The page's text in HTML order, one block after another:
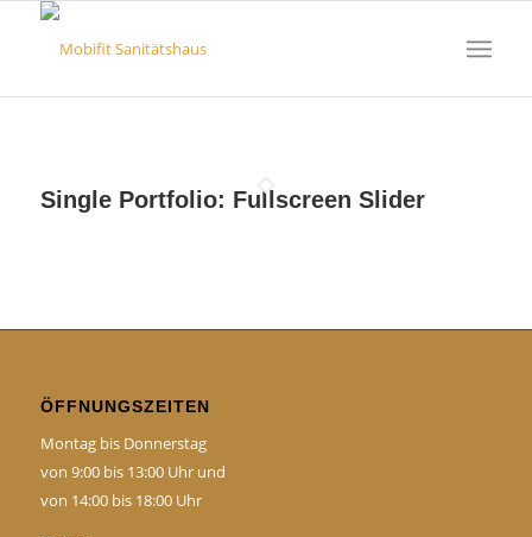
Single Portfolio: Fullscreen Slider
ÖFFNUNGSZEITEN
Montag bis Donnerstag
von 9:00 bis 13:00 Uhr und
von 14:00 bis 18:00 Uhr